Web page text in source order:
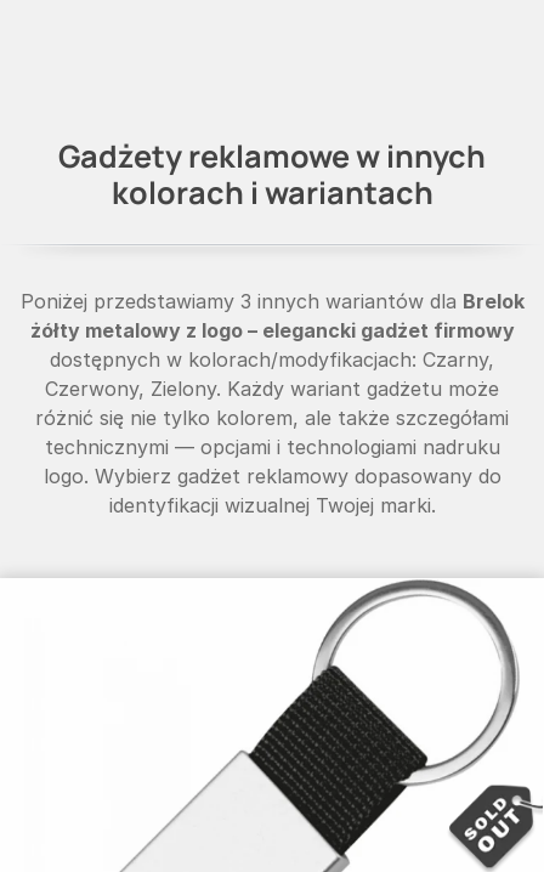
Gadżety reklamowe w innych
kolorach i wariantach
Poniżej przedstawiamy 3 innych wariantów dla Brelok
żółty metalowy z logo – elegancki gadżet firmowy
dostępnych w kolorach/modyfikacjach: Czarny,
Czerwony, Zielony. Każdy wariant gadżetu może
różnić się nie tylko kolorem, ale także szczegółami
technicznymi — opcjami i technologiami nadruku
logo. Wybierz gadżet reklamowy dopasowany do
identyfikacji wizualnej Twojej marki.